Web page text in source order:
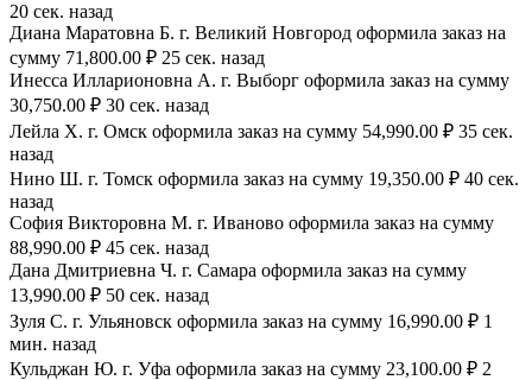
20 сек. назад
Диана Маратовна Б. г. Великий Новгород оформила заказ на
сумму 71,800.00 ₽ 25 сек. назад
Инесса Илларионовна А. г. Выборг оформила заказ на сумму
30,750.00 ₽ 30 сек. назад
Лейла Х. г. Омск оформила заказ на сумму 54,990.00 ₽ 35 сек.
назад
Нино Ш. г. Томск оформила заказ на сумму 19,350.00 ₽ 40 сек.
назад
София Викторовна М. г. Иваново оформила заказ на сумму
88,990.00 ₽ 45 сек. назад
Дана Дмитриевна Ч. г. Самара оформила заказ на сумму
13,990.00 ₽ 50 сек. назад
Зуля С. г. Ульяновск оформила заказ на сумму 16,990.00 ₽ 1
мин. назад
Кульджан Ю. г. Уфа оформила заказ на сумму 23,100.00 ₽ 2